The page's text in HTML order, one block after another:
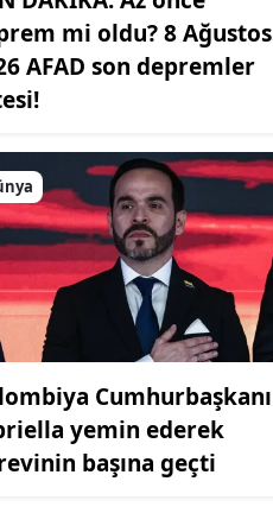
mi oldu? 8 Ağustos
AFAD son depremler
Cumhurbaşkanı
yemin ederek
başına geçti